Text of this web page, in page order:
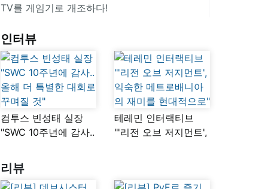
TV를 게임기로 개조하다!
인터뷰
컴투스 빈성태 실장
"SWC 10주년에 감사..
꾸며질 것"
테레민 인터랙티브
"'리전 오브 저지먼트',
리뷰